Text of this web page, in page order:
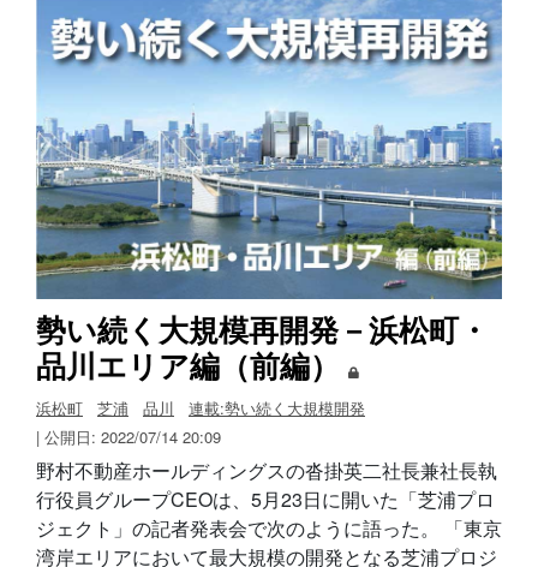
勢い続く大規模再開発－浜松町・
品川エリア編（前編）
浜松町 芝浦 品川
連載:勢い続く大規模開発
| 公開日: 2022/07/14 20:09
野村不動産ホールディングスの沓掛英二社長兼社長執
行役員グループCEOは、5月23日に開いた「芝浦プロ
ジェクト」の記者発表会で次のように語った。 「東京
湾岸エリアにおいて最大規模の開発となる芝浦プロジ